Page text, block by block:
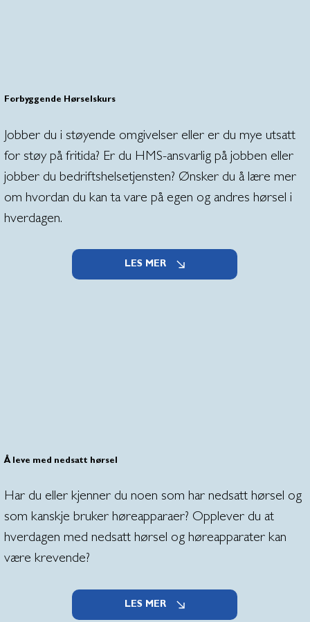
Forbyggende Hørselskurs
Jobber du i støyende omgivelser eller er du mye utsatt
for støy på fritida? Er du HMS-ansvarlig på jobben eller
jobber du bedriftshelsetjensten? Ønsker du å lære mer
om hvordan du kan ta vare på egen og andres hørsel i
hverdagen.
LES MER
Å leve med nedsatt hørsel
Har du eller kjenner du noen som har nedsatt hørsel og
som kanskje bruker høreapparaer? Opplever du at
hverdagen med nedsatt hørsel og høreapparater kan
være krevende?
LES MER